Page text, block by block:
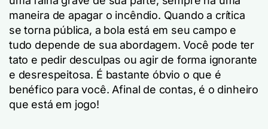
maneira de apagar o incêndio. Quando a crítica
se torna pública, a bola está em seu campo e
tudo depende de sua abordagem. Você pode ter
tato e pedir desculpas ou agir de forma ignorante
e desrespeitosa. É bastante óbvio o que é
benéfico para você. Afinal de contas, é o dinheiro
que está em jogo!